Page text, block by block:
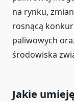
na rynku,
rosnącą
paliwowych
środowiska
Jakie